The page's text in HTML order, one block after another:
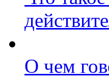
О чем